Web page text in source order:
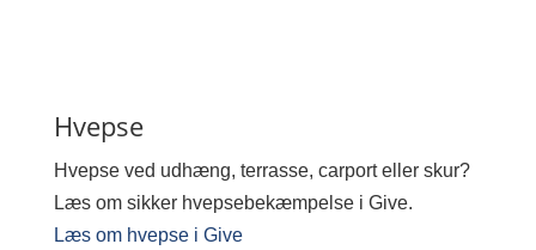
Hvepse
Hvepse ved udhæng, terrasse, carport eller skur?
Læs om sikker hvepsebekæmpelse i Give.
Læs om hvepse i Give